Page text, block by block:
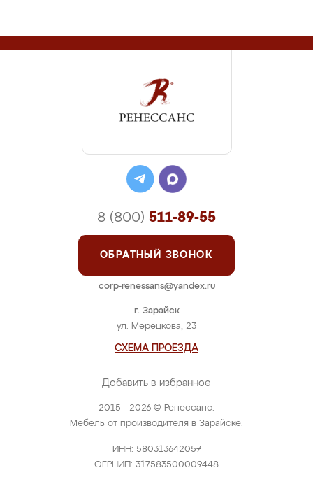
2015 - 2026 © Ренессанс.
Мебель от производителя в Зарайске.
ИНН: 580313642057
ОГРНИП: 317583500009448
г. Зарайск
ул. Мерецкова, 23
СХЕМА ПРОЕЗДА
Добавить в избранное
8 (800) 511-89-55
ОБРАТНЫЙ ЗВОНОК
corp-renessans@yandex.ru